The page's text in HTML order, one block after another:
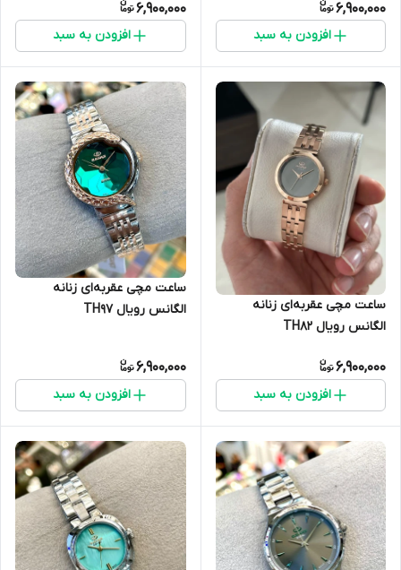
6,900,000
افزودن به سبد
6,900,000
افزودن به سبد
ساعت مچی عقربه‌ای زنانه
الگانس رویال TH82
6,900,000
افزودن به سبد
ساعت مچی عقربه‌ای زنانه
الگانس رویال TH97
6,900,000
افزودن به سبد